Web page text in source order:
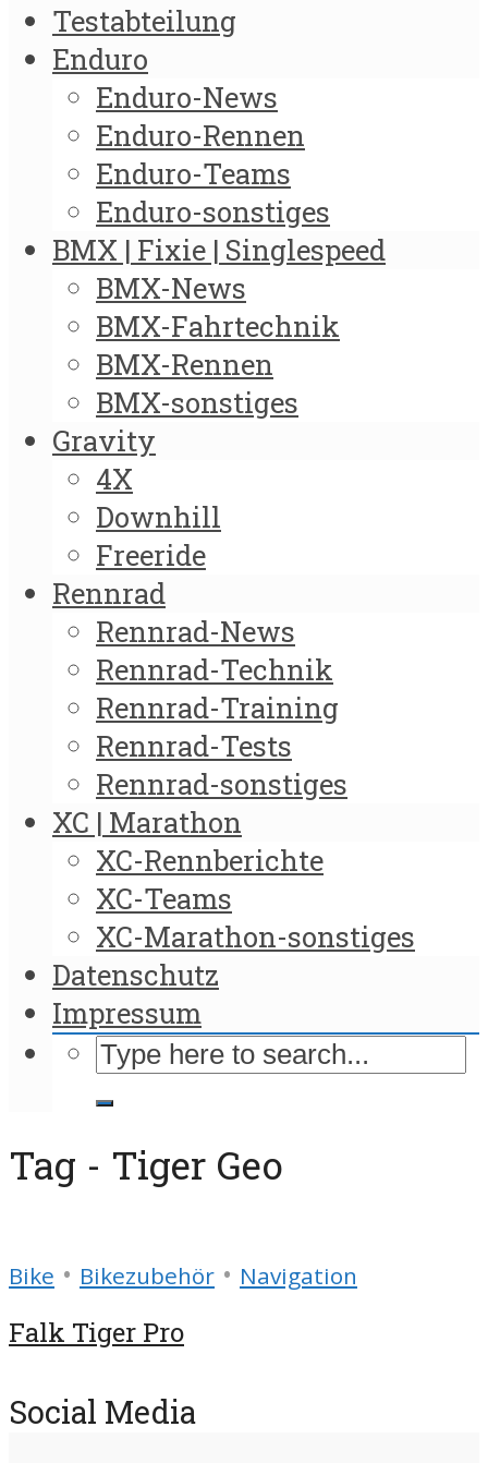
Testabteilung
Enduro
Enduro-News
Enduro-Rennen
Enduro-Teams
Enduro-sonstiges
BMX | Fixie | Singlespeed
BMX-News
BMX-Fahrtechnik
BMX-Rennen
BMX-sonstiges
Gravity
4X
Downhill
Freeride
Rennrad
Rennrad-News
Rennrad-Technik
Rennrad-Training
Rennrad-Tests
Rennrad-sonstiges
XC | Marathon
XC-Rennberichte
XC-Teams
XC-Marathon-sonstiges
Datenschutz
Impressum
Tag - Tiger Geo
Bike • Bikezubehör • Navigation
Falk Tiger Pro
Social Media